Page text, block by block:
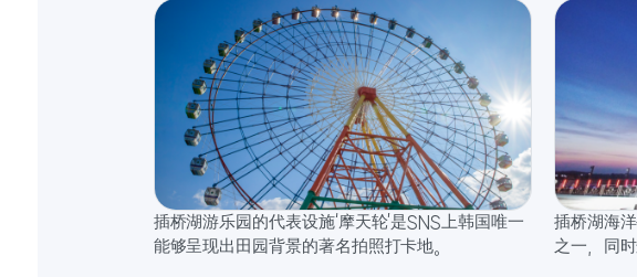
插桥湖游乐园的代表设施‘摩天轮’是SNS上韩国唯一
能够呈现出田园背景的著名拍照打卡地。
插桥湖海
之一，同